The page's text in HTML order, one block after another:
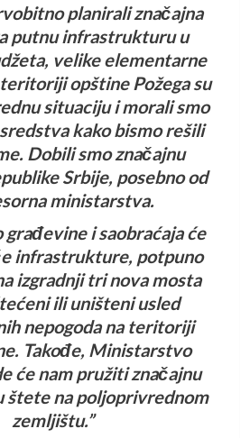
planirali značajna
putnu infrastrukturu u
velike elementarne
opštine Požega su
situaciju i morali smo
kako bismo rešili
Dobili smo značajnu
Srbije, posebno od
ministarstva.
i saobraćaja će
infrastrukture, potpuno
izgradnji tri nova mosta
ili uništeni usled
nepogoda na teritoriji
Takođe, Ministarstvo
će nam pružiti značajnu
štete na poljoprivrednom
zemljištu.”